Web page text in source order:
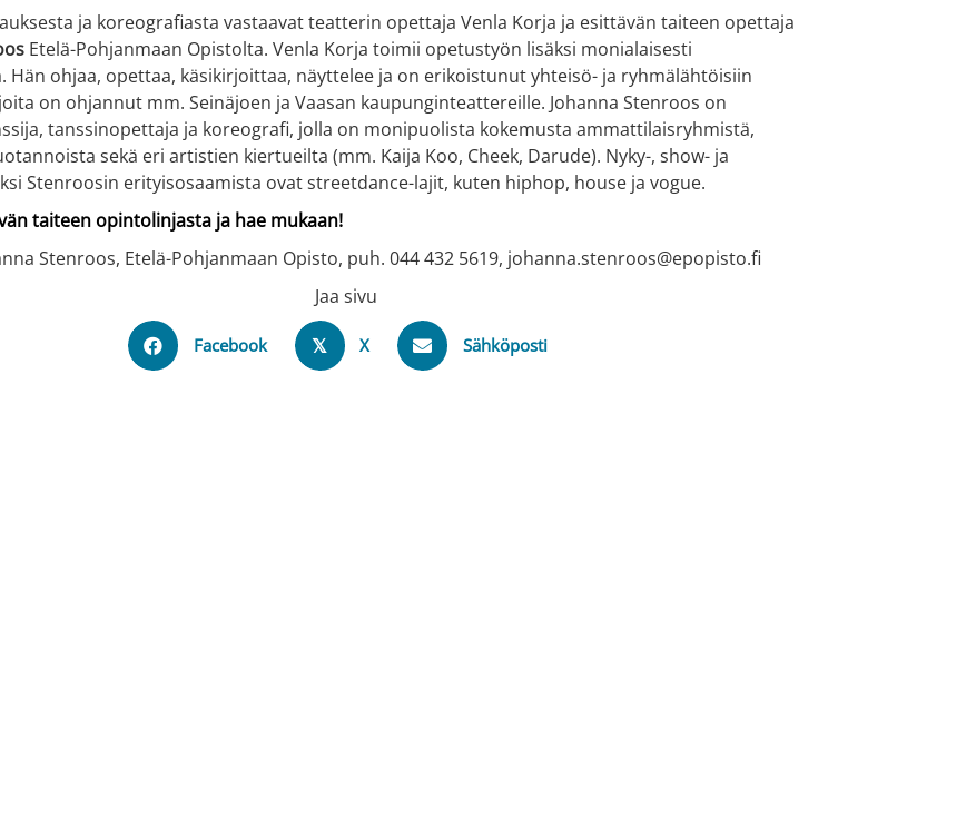
ja koreografiasta vastaavat teatterin opettaja Venla Korja ja esittävän taiteen opettaja
Etelä-Pohjanmaan Opistolta. Venla Korja toimii opetustyön lisäksi monialaisesti
Hän ohjaa, opettaa, käsikirjoittaa, näyttelee ja on erikoistunut yhteisö- ja ryhmälähtöisiin
on ohjannut mm. Seinäjoen ja Vaasan kaupunginteattereille. Johanna Stenroos on
tanssinopettaja ja koreografi, jolla on monipuolista kokemusta ammattilaisryhmistä,
sekä eri artistien kiertueilta (mm. Kaija Koo, Cheek, Darude). Nyky-, show- ja
Stenroosin erityisosaamista ovat streetdance-lajit, kuten hiphop, house ja vogue.
taiteen opintolinjasta ja hae mukaan!
Stenroos, Etelä-Pohjanmaan Opisto, puh. 044 432 5619, johanna.stenroos@epopisto.fi
Jaa sivu
Facebook 𝕏 X Sähköposti